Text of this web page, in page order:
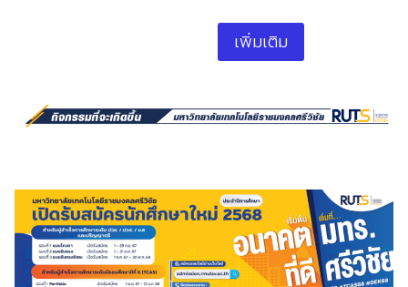
เพิ่มเติม